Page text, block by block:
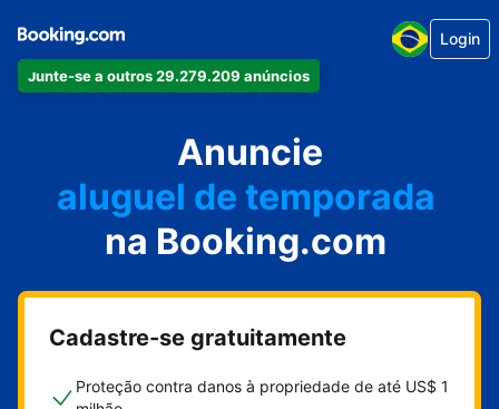
Junte-se a outros 29.279.209 anúncios
Login
Anuncie
seu apartamento
seu hotel
aluguel de temporada
sua pousada
sua casa
na Booking.com
Cadastre-se gratuitamente
Proteção contra danos à propriedade de até US$ 1